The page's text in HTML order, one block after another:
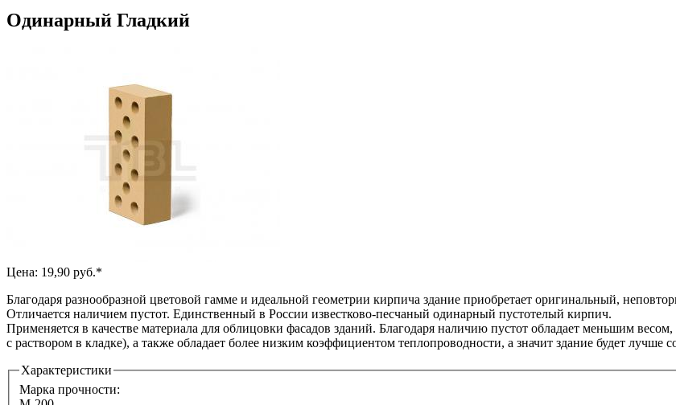
Одинарный Гладкий
Цена: 19,90 руб.*
Благодаря разнообразной цветовой гамме и идеальной геометрии кирпича здание приобретает оригинальный,
Отличается наличием пустот. Единственный в России известково-песчаный одинарный пустотелый кирпич.
Применяется в качестве материала для облицовки фасадов зданий. Благодаря наличию пустот обладает меньшим
с раствором в кладке), а также обладает более низким коэффициентом теплопроводности, а значит здание будет лучше
Характеристики
Марка прочности: